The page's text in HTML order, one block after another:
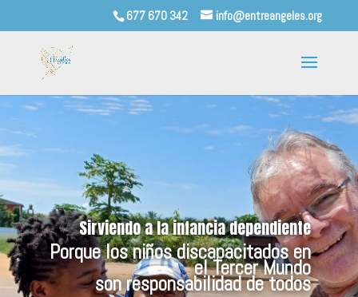
677 670 342 info@entreangeles.org
Sirviendo a la infancia dependiente
Porque los niños discapacitados en
el Tercer Mundo
son responsabilidad de todos